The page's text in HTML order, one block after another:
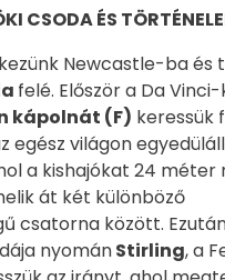
CSODA ÉS
Newcastle-ba és
felé. Először a Da
kápolnát (F) keressük
egész világon
a kishajókat 24 méter
át két különböző
csatorna között.
nyománStirling, a